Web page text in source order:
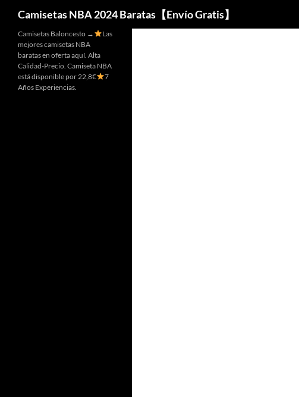
Camisetas NBA 2024 Baratas【Envío Gratis】
Camisetas Baloncesto →
Las
mejores camisetas NBA
baratas en oferta aquí. Alta
Calidad-Precio. Camiseta NBA
está disponible por 22,8€
7
Años Experiencias.